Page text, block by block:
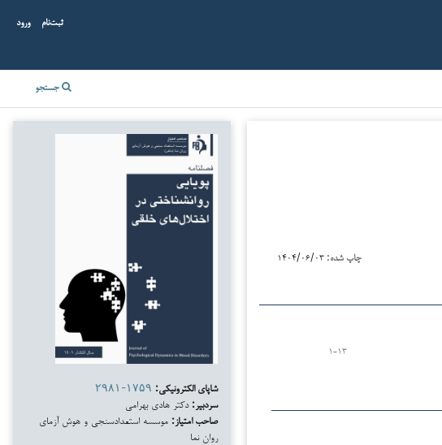
جستجو
ثبت‌نام ورود
چاپ شده:۱۴۰۴/۰۶/۰۳
۱-۱۳
شاپای الکترونیکی: ۲۹۸۱-۱۷۵۹
سردبیر: دکتر هادی بهرامی
صاحب امتیاز: موسسه استعدادسنجی و هوش آزمای
روان نما